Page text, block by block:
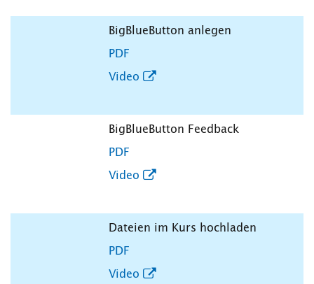
BigBlueButton anlegen
PDF
Video
BigBlueButton Feedback
PDF
Video
Dateien im Kurs hochladen
PDF
Video